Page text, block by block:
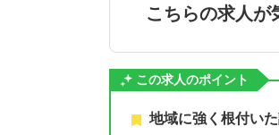
こちらの求人が
この求人のポイント
地域に強く根付いた